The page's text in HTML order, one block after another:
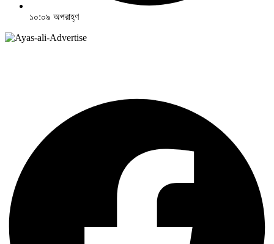
১০:০৯ অপরাহ্ণ